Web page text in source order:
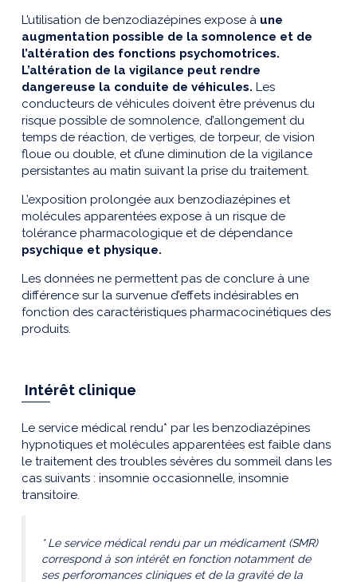
L’utilisation de benzodiazépines expose à une
augmentation possible de la somnolence et de
l’altération des fonctions psychomotrices.
L’altération de la vigilance peut rendre
dangereuse la conduite de véhicules. Les
conducteurs de véhicules doivent être prévenus du
risque possible de somnolence, d’allongement du
temps de réaction, de vertiges, de torpeur, de vision
floue ou double, et d’une diminution de la vigilance
persistantes au matin suivant la prise du traitement.
L’exposition prolongée aux benzodiazépines et
molécules apparentées expose à un risque de
tolérance pharmacologique et de dépendance
psychique et physique.
Les données ne permettent pas de conclure à une
différence sur la survenue d’effets indésirables en
fonction des caractéristiques pharmacocinétiques des
produits.
Intérêt clinique
Le service médical rendu* par les benzodiazépines
hypnotiques et molécules apparentées est faible dans
le traitement des troubles sévères du sommeil dans les
cas suivants : insomnie occasionnelle, insomnie
transitoire.
* Le service médical rendu par un médicament (SMR)
correspond à son intérêt en fonction notamment de
ses perforomances cliniques et de la gravité de la